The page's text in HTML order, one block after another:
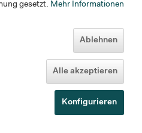
gesetzt. Mehr Informationen
Ablehnen
Alle akzeptieren
Konfigurieren